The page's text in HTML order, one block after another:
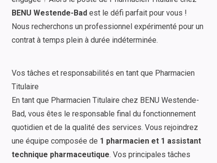
BENU Westende-Bad est le défi parfait pour vous !
Nous recherchons un professionnel expérimenté pour un
contrat à temps plein à durée indéterminée.
Vos tâches et responsabilités en tant que Pharmacien
Titulaire
En tant que Pharmacien Titulaire chez BENU Westende-
Bad, vous êtes le responsable final du fonctionnement
quotidien et de la qualité des services. Vous rejoindrez
une équipe composée de 1 pharmacien et 1 assistant
technique pharmaceutique. Vos principales tâches